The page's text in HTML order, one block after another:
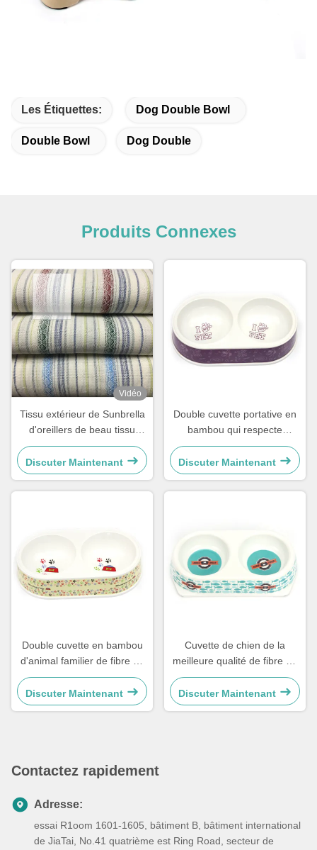
Les Étiquettes: Dog Double Bowl
Double Bowl Dog Double
Produits Connexes
Vidéo
Tissu extérieur de Sunbrella
d'oreillers de beau tissu
durable de jacquard
Discuter Maintenant
Double cuvette portative en
bambou qui respecte
l'environnement d'animal
familier pour le chien et
l'animal familier
Discuter Maintenant
Double cuvette en bambou
d'animal familier de fibre de
conception favorable à
l'environnement de mode
Discuter Maintenant
Cuvette de chien de la
meilleure qualité de fibre de
bambou d'Eco de produits
d'animal familier double
Discuter Maintenant
Contactez rapidement
Adresse:
essai R1oom 1601-1605, bâtiment B, bâtiment international
de JiaTai, No.41 quatrième est Ring Road, secteur de